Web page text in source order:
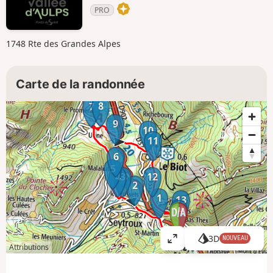
PRO
1748 Rte des Grandes Alpes
Carte de la randonnée
1
2
3
4
5
6
7 8
9
10
11
12
13
14
Attributions
A
ff
3D NOUVEAU